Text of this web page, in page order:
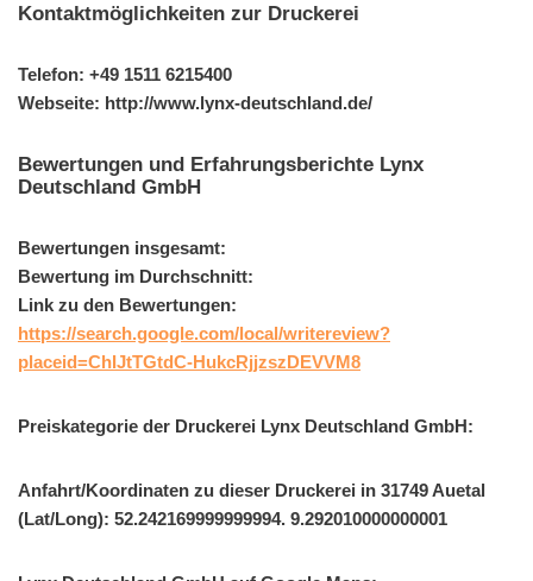
Kontaktmöglichkeiten zur Druckerei
Telefon: +49 1511 6215400
Webseite: http://www.lynx-deutschland.de/
Bewertungen und Erfahrungsberichte Lynx
Deutschland GmbH
Bewertungen insgesamt:
Bewertung im Durchschnitt:
Link zu den Bewertungen:
https://search.google.com/local/writereview?
placeid=ChIJtTGtdC-HukcRjjzszDEVVM8
Preiskategorie der Druckerei Lynx Deutschland GmbH:
Anfahrt/Koordinaten zu dieser Druckerei in 31749 Auetal
(Lat/Long): 52.242169999999994. 9.292010000000001